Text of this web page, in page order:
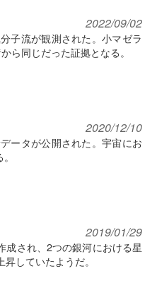
2022/09/02
子流が観測された。小マゼラ
ら同じだった証拠となる。
2020/12/10
ータが公開された。宇宙にお
2019/01/29
成され、2つの銀河における星
していたようだ。